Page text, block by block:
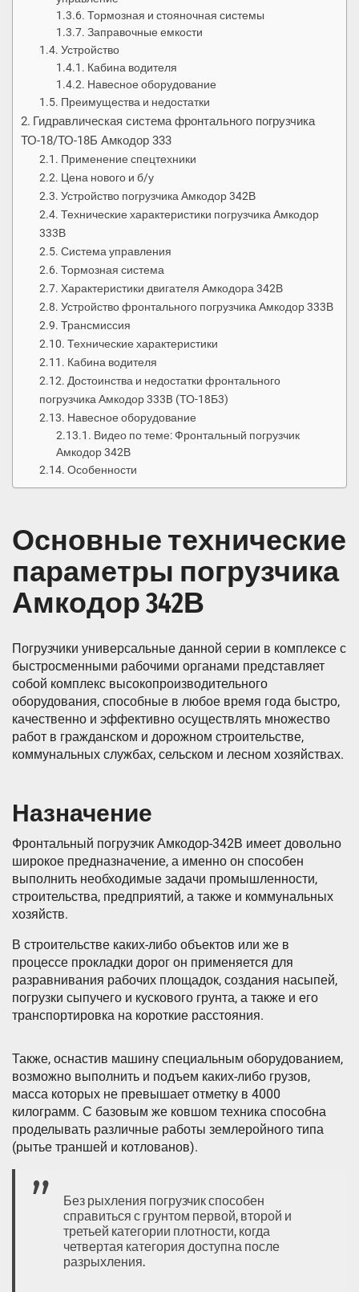
Тормозная и стояночная системы
Заправочные емкости
Устройство
Кабина водителя
Навесное оборудование
Преимущества и недостатки
Гидравлическая система фронтального погрузчика
ТО-18/ТО-18Б Амкодор 333
Применение спецтехники
Цена нового и б/у
Устройство погрузчика Амкодор 342В
Технические характеристики погрузчика Амкодор
333В
Система управления
Тормозная система
Характеристики двигателя Амкодора 342В
Устройство фронтального погрузчика Амкодор 333В
Трансмиссия
Технические характеристики
Кабина водителя
Достоинства и недостатки фронтального
погрузчика Амкодор 333B (ТО-18Б3)
Навесное оборудование
Видео по теме: Фронтальный погрузчик
Амкодор 342В
Особенности
Основные технические
параметры погрузчика
Амкодор 342В
Погрузчики универсальные данной серии в комплексе с
быстросменными рабочими органами представляет
собой комплекс высокопроизводительного
оборудования, способные в любое время года быстро,
качественно и эффективно осуществлять множество
работ в гражданском и дорожном строительстве,
коммунальных службах, сельском и лесном хозяйствах.
Назначение
Фронтальный погрузчик Амкодор-342В имеет довольно
широкое предназначение, а именно он способен
выполнить необходимые задачи промышленности,
строительства, предприятий, а также и коммунальных
хозяйств.
В строительстве каких-либо объектов или же в
процессе прокладки дорог он применяется для
разравнивания рабочих площадок, создания насыпей,
погрузки сыпучего и кускового грунта, а также и его
транспортировка на короткие расстояния.
Также, оснастив машину специальным оборудованием,
возможно выполнить и подъем каких-либо грузов,
масса которых не превышает отметку в 4000
килограмм. С базовым же ковшом техника способна
проделывать различные работы землеройного типа
(рытье траншей и котлованов).
Без рыхления погрузчик способен
справиться с грунтом первой, второй и
третьей категории плотности, когда
четвертая категория доступна после
разрыхления.